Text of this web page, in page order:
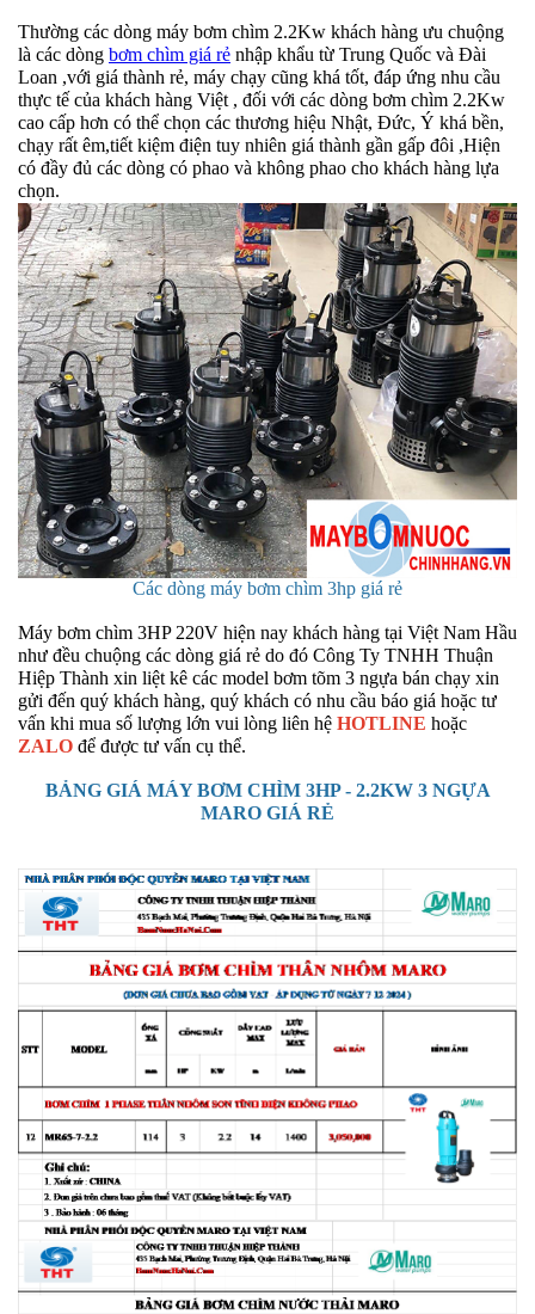
Thường các dòng máy bơm chìm 2.2Kw khách hàng ưu chuộng
là các dòng bơm chìm giá rẻ nhập khẩu từ Trung Quốc và Đài
Loan ,với giá thành rẻ, máy chạy cũng khá tốt, đáp ứng nhu cầu
thực tế của khách hàng Việt , đối với các dòng bơm chìm 2.2Kw
cao cấp hơn có thể chọn các thương hiệu Nhật, Đức, Ý khá bền,
chạy rất êm,tiết kiệm điện tuy nhiên giá thành gần gấp đôi ,Hiện
có đầy đủ các dòng có phao và không phao cho khách hàng lựa
chọn.
Các dòng máy bơm chìm 3hp giá rẻ
Máy bơm chìm 3HP 220V hiện nay khách hàng tại Việt Nam Hầu
như đều chuộng các dòng giá rẻ do đó Công Ty TNHH Thuận
Hiệp Thành xin liệt kê các model bơm tõm 3 ngựa bán chạy xin
gửi đến quý khách hàng, quý khách có nhu cầu báo giá hoặc tư
vấn khi mua số lượng lớn vui lòng liên hệ HOTLINE hoặc
ZALO để được tư vấn cụ thể.
BẢNG GIÁ MÁY BƠM CHÌM 3HP - 2.2KW 3 NGỰA
MARO GIÁ RẺ